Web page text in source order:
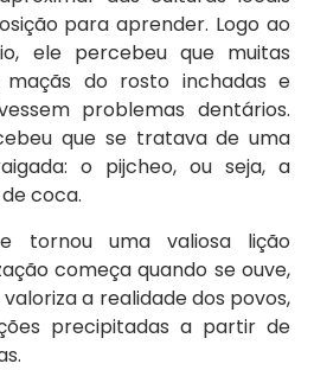
para aprender. Logo ao
ele percebeu que muitas
maçãs do rosto inchadas e
problemas dentários.
que se tratava de uma
o pijcheo, ou seja, a
coca.
tornou uma valiosa lição
começa quando se ouve,
a realidade dos povos,
precipitadas a partir de